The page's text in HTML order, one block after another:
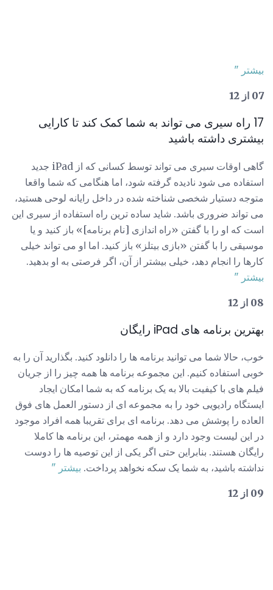
بیشتر "
07 از 12
17 راه سیری می تواند به شما کمک کند تا کارایی
بیشتری داشته باشید
گاهی اوقات سیری می تواند توسط کسانی که از iPad جدید
استفاده می شود نادیده گرفته شود، اما هنگامی که شما واقعا
متوجه دستیار شخصی شناخته شده در داخل رایانه لوحی هستید،
می تواند ضروری باشد. شاید ساده ترین راه استفاده از سیری این
است که او را با گفتن «راه اندازی [نام برنامه]» باز کنید و یا
موسیقی را با گفتن «بازی بیتلز» باز کنید. اما او می تواند خیلی
کارها را انجام دهد، خیلی بیشتر از آن، اگر فرصتی به او بدهید.
بیشتر "
08 از 12
بهترین برنامه های iPad رایگان
خوب، حالا شما می توانید برنامه ها را دانلود کنید. بگذارید آن را به
خوبی استفاده کنیم. این مجموعه برنامه ها همه چیز را از جریان
فیلم های با کیفیت بالا به یک برنامه که به شما امکان ایجاد
ایستگاه رادیویی خود را به مجموعه ای از دستور العمل های فوق
العاده را پوشش می دهد. برنامه ای برای تقریبا همه افراد موجود
در این لیست وجود دارد و از همه مهمتر، این برنامه ها کاملا
رایگان هستند. بنابراین حتی اگر یکی از این توصیه ها را دوست
نداشته باشید، به شما یک سکه نخواهد پرداخت. بیشتر "
09 از 12